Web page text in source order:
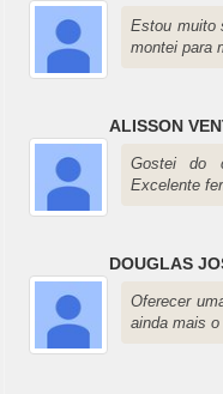
Estou muito
montei para
ALISSON
Gostei do
Excelente
DOUGLAS
Oferecer
ainda mais